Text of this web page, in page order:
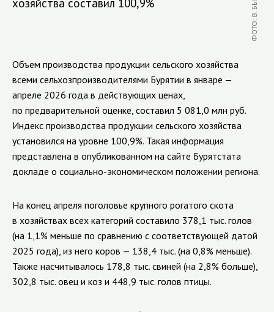
хозяйства составил 100,9%
Объем производства продукции сельского хозяйства
всеми сельхозпроизводителями Бурятии в январе —
апреле 2026 года в действующих ценах,
по предварительной оценке, составил 5 081,0 млн руб.
Индекс производства продукции сельского хозяйства
установился на уровне 100,9%. Такая информация
представлена в опубликованном на сайте Бурятстата
докладе о социально-экономическом положении региона.
На конец апреля поголовье крупного рогатого скота
в хозяйствах всех категорий составило 378,1 тыс. голов
(на 1,1% меньше по сравнению с соответствующей датой
2025 года), из него коров — 138,4 тыс. (на 0,8% меньше).
Также насчитывалось 178,8 тыс. свиней (на 2,8% больше),
302,8 тыс. овец и коз и 448,9 тыс. голов птицы.